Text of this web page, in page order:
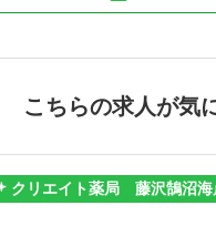
こちらの求人が気
クリエイト薬局 藤沢鵠沼